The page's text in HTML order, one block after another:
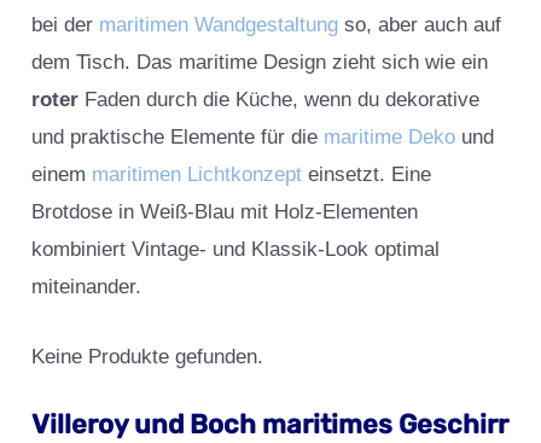
bei der maritimen Wandgestaltung so, aber auch auf
dem Tisch. Das maritime Design zieht sich wie ein
roter Faden durch die Küche, wenn du dekorative
und praktische Elemente für die maritime Deko und
einem maritimen Lichtkonzept einsetzt. Eine
Brotdose in Weiß-Blau mit Holz-Elementen
kombiniert Vintage- und Klassik-Look optimal
miteinander.
Keine Produkte gefunden.
Villeroy und Boch maritimes Geschirr